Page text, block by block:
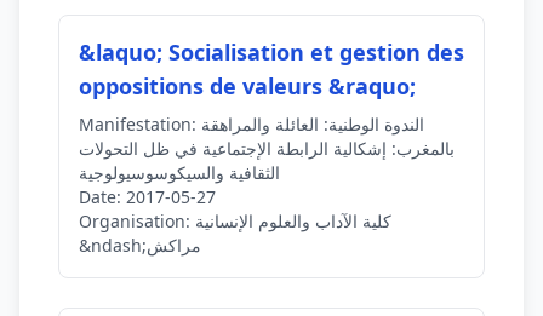
&laquo; Socialisation et gestion des
oppositions de valeurs &raquo;
Manifestation:
بالمغرب: إشكالية الرابطة الإجتماعية في ظل التحولات
الثقافية والسيكوسوسيولوجية
Date: 2017-05-27
Organisation:
&ndash;مراكش